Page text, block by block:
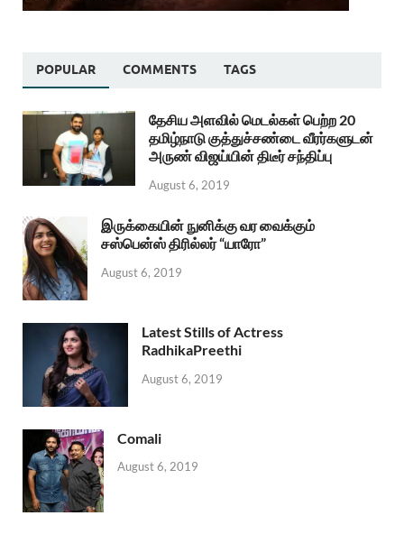
POPULAR COMMENTS TAGS
தேசிய அளவில் மெடல்கள் பெற்ற 20
தமிழ்நாடு குத்துச்சண்டை வீரர்களுடன்
அருண் விஜய்யின் திடீர் சந்திப்பு
August 6, 2019
இருக்கையின் நுனிக்கு வர வைக்கும்
சஸ்பென்ஸ் திரில்லர் “யாரோ”
August 6, 2019
Latest Stills of Actress
RadhikaPreethi
August 6, 2019
Comali
August 6, 2019